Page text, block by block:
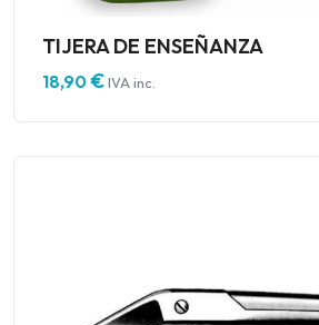
TIJERA DE ENSEÑANZA
18,90€IVA inc.